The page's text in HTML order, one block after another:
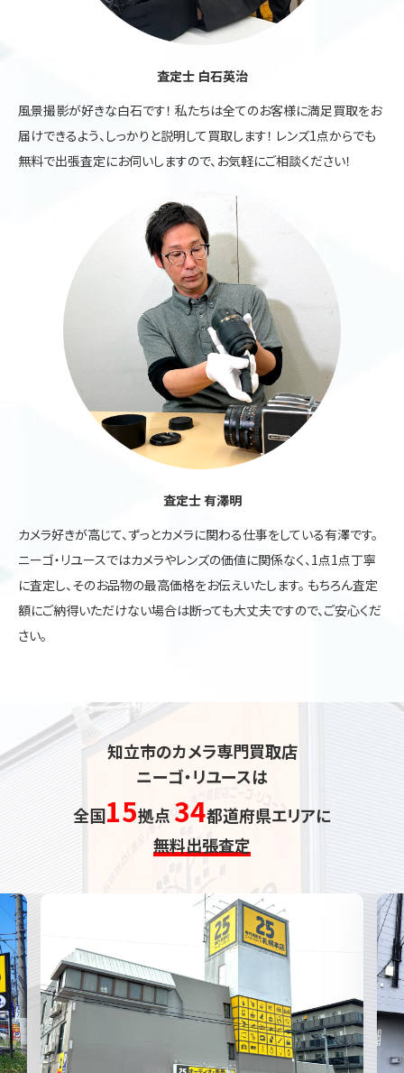
査定士 白石英治
風景撮影が好きな白石です！ 私たちは全てのお客様に満足買取をお
届けできるよう、しっかりと説明して買取します！ レンズ1点からでも
無料で出張査定にお伺いしますので、お気軽にご相談ください！
査定士 有澤明
カメラ好きが高じて、ずっとカメラに関わる仕事をしている有澤です。
ニーゴ・リユースではカメラやレンズの価値に関係なく、1点1点丁寧
に査定し、そのお品物の最高価格をお伝えいたします。 もちろん査定
額にご納得いただけない場合は断っても大丈夫ですので、ご安心くだ
さい。
知立市のカメラ専門買取店
ニーゴ・リユースは
全国15拠点 34都道府県エリアに
無料出張査定